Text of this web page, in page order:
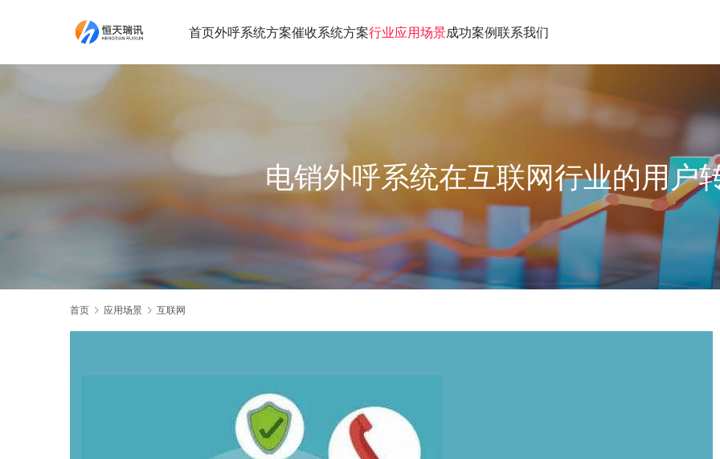
首页外呼系统方案催收系统方案行业应用场景成功案例联系我们
电销外呼系统在互联网行业的用户
首页 应用场景 互联网